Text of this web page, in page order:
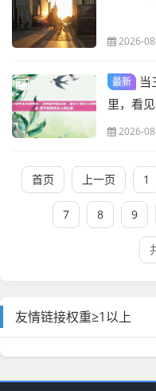
2026-
最新
当
里，看
类衣服
2026-
首页 上一页 1
7 8 9
友情链接权重≥1以上